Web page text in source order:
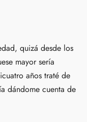
quizá desde los
mayor sería
años traté de
dándome cuenta de